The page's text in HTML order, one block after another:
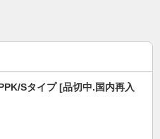
Sタイプ [品切中.国内再入